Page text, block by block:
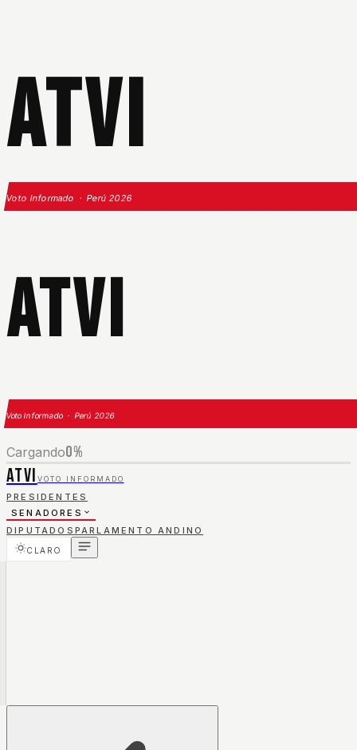
ATVI
Voto Informado · Perú 2026
ATVI
Voto Informado · Perú 2026
Cargando0%
ATVI VOTO INFORMADO
PRESIDENTES
SENADORES
DIPUTADOS PARLAMENTO ANDINO
CLARO